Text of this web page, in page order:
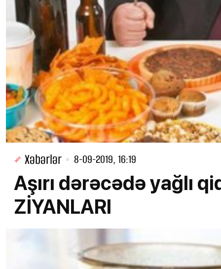
Xəbərlər 8-09-2019, 16:19
Aşırı dərəcədə yağlı
ZİYANLARI